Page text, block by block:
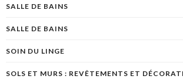
SALLE DE BAINS
SALLE DE BAINS
SOIN DU LINGE
SOLS ET MURS : REVÊTEMENTS ET